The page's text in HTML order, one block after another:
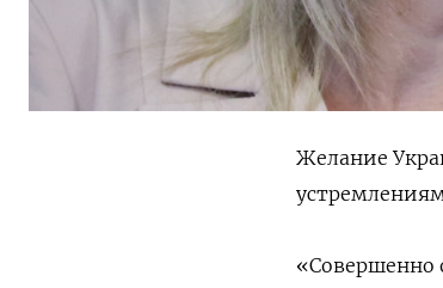
Желание
«Совершенно